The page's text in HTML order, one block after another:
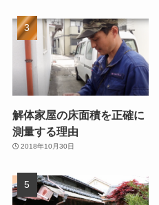
解体家屋の床面積を正確に
測量する理由
2018年10月30日